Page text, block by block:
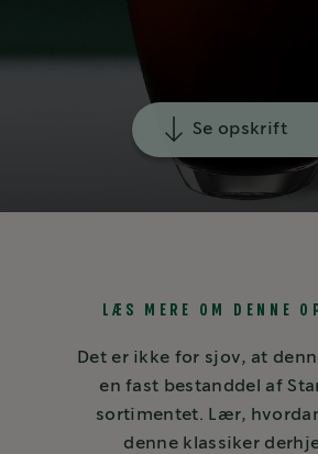
Se opskrift
LÆS MERE OM DENNE
Det er ikke for sjov, at
en fast bestanddel af
sortimentet. Lær,
denne klassiker